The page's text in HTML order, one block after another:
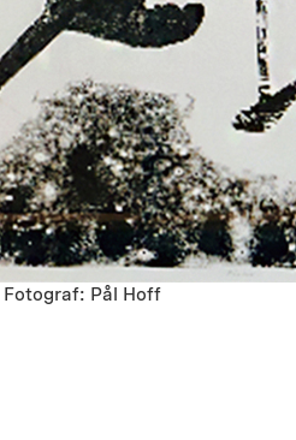
Fotograf: Pål Hoff